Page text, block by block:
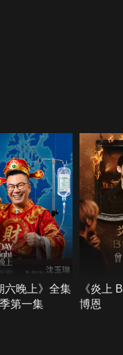
六晚上》全集
第一集
《炎上
博恩